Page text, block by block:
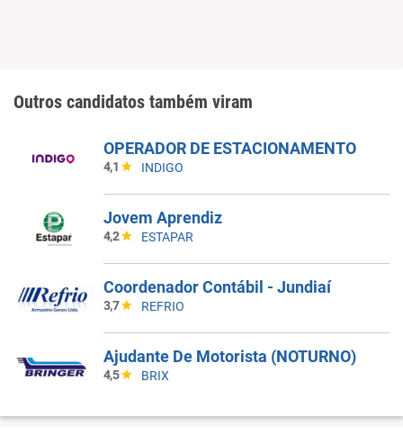
Outros candidatos também viram
OPERADOR DE ESTACIONAMENTO
4,1 INDIGO
Jovem Aprendiz
4,2 ESTAPAR
Coordenador Contábil - Jundiaí
3,7 REFRIO
Ajudante De Motorista (NOTURNO)
4,5 BRIX